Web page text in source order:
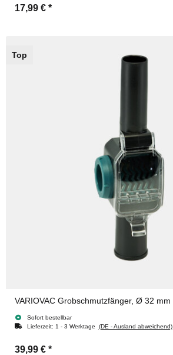
17,99 € *
Top
VARIOVAC Grobschmutzfänger, Ø 32 mm
Sofort bestellbar
Lieferzeit: 1 - 3 Werktage (DE - Ausland abweichend)
39,99 € *